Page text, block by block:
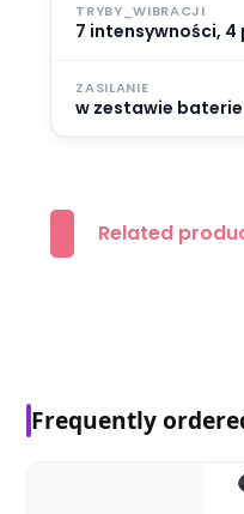
TRYBY_WIBRACJI
7 intensywności,
ZASILANIE
w zestawie baterie
Related
Frequently